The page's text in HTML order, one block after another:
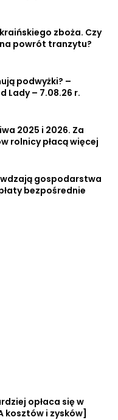
zboża. Czy
powrót tranzytu?
podwyżki? –
Lady – 7.08.26 r.
2025 i 2026. Za
rolnicy płacą więcej
gospodarstwa
bezpośrednie
opłaca się w
kosztów i zysków]